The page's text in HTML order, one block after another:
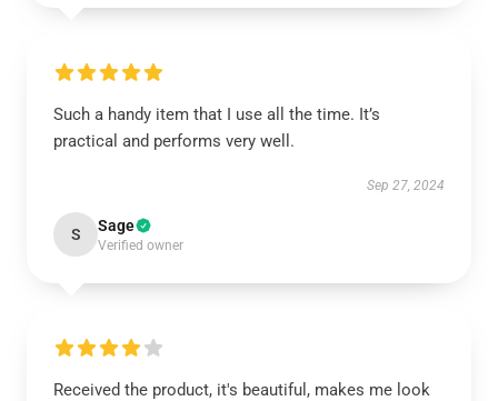
Such a handy item that I use all the time. It’s
practical and performs very well.
Sep 27, 2024
S Sage
Verified owner
Received the product, it's beautiful, makes me look